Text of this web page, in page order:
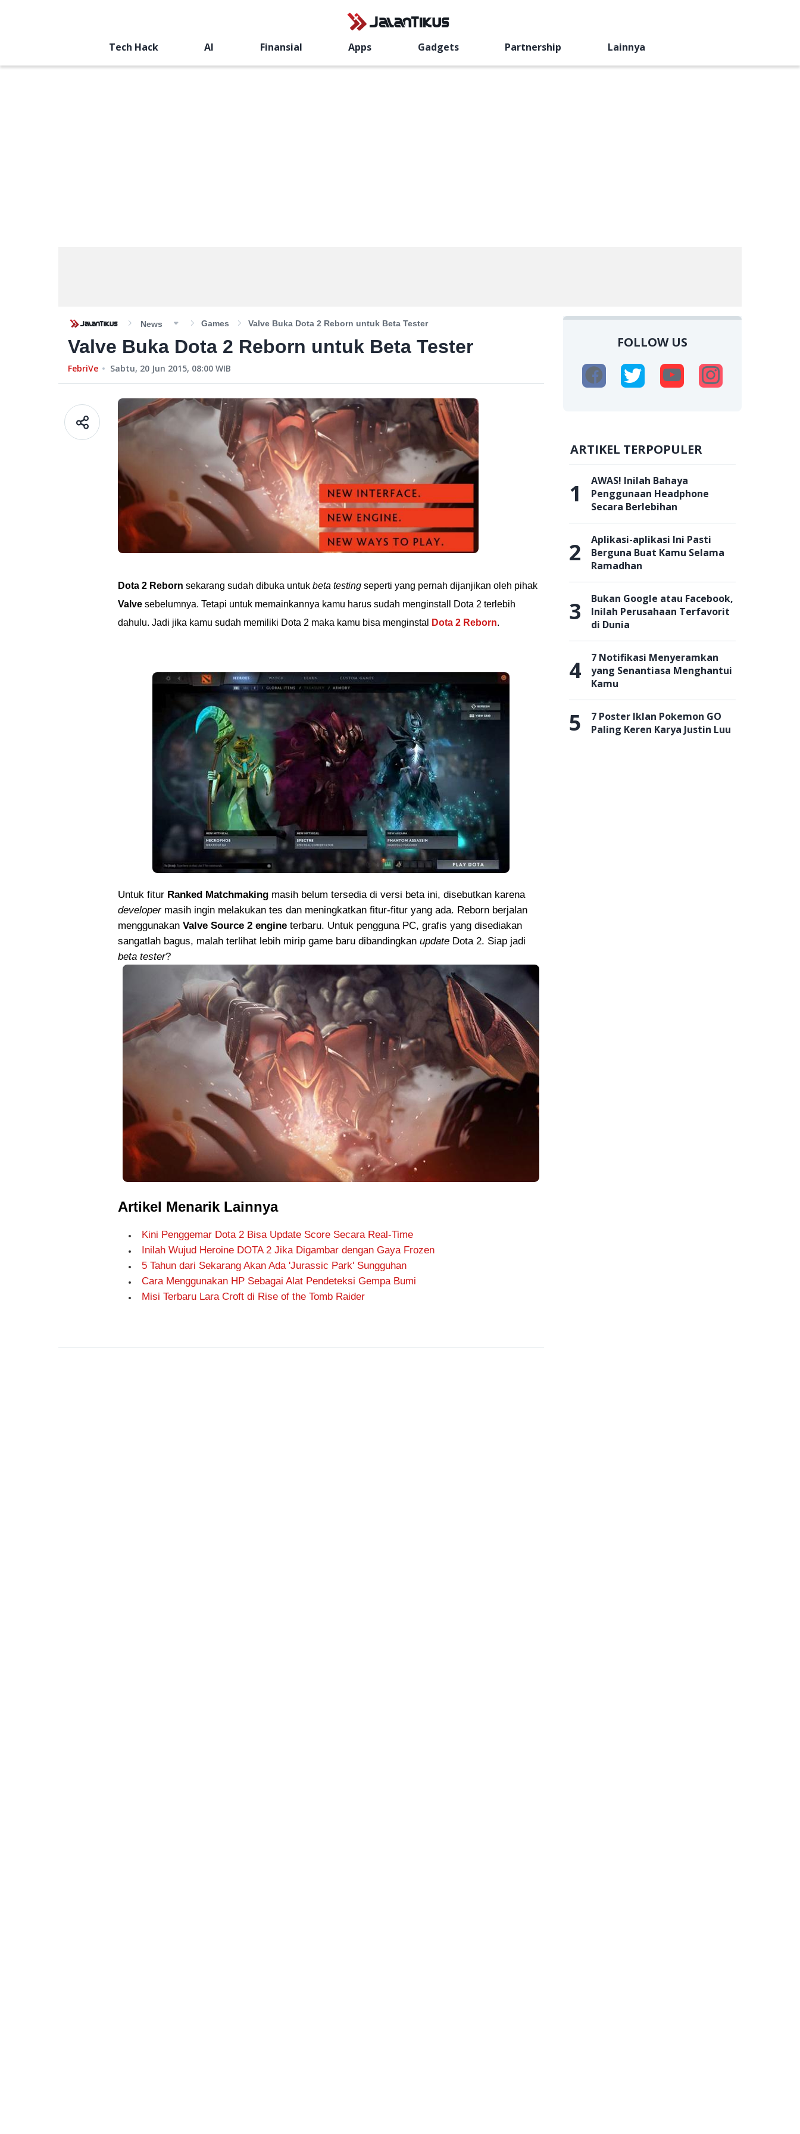
Tech Hack AI Finansial Apps Gadgets Partnership Lainnya
News Games Valve Buka Dota 2 Reborn untuk Beta Tester
Valve Buka Dota 2 Reborn untuk Beta Tester
FebriVe Sabtu, 20 Jun 2015, 08:00 WIB
Dota 2 Reborn sekarang sudah dibuka untuk beta testing seperti yang pernah dijanjikan oleh pihak
Valve sebelumnya. Tetapi untuk memainkannya kamu harus sudah menginstall Dota 2 terlebih
dahulu. Jadi jika kamu sudah memiliki Dota 2 maka kamu bisa menginstal
Dota 2 Reborn.
Untuk fitur Ranked Matchmaking masih belum tersedia di versi beta ini, disebutkan karena
developermasih ingin melakukan tes dan meningkatkan fitur-fitur yang ada. Reborn berjalan
menggunakan Valve Source 2 engine terbaru. Untuk pengguna PC, grafis yang disediakan
sangatlah bagus, malah terlihat lebih mirip game baru dibandingkan update Dota 2. Siap jadi
beta tester?
Artikel Menarik Lainnya
Kini Penggemar Dota 2 Bisa Update Score Secara Real-Time
Inilah Wujud Heroine DOTA 2 Jika Digambar dengan Gaya Frozen
5 Tahun dari Sekarang Akan Ada 'Jurassic Park' Sungguhan
Cara Menggunakan HP Sebagai Alat Pendeteksi Gempa Bumi
Misi Terbaru Lara Croft di Rise of the Tomb Raider
FOLLOW US
ARTIKEL TERPOPULER
1
AWAS! Inilah Bahaya
Penggunaan Headphone
Secara Berlebihan
2
Aplikasi-aplikasi Ini Pasti
Berguna Buat Kamu Selama
Ramadhan
3
Bukan Google atau Facebook,
Inilah Perusahaan Terfavorit
di Dunia
4
7 Notifikasi Menyeramkan
yang Senantiasa Menghantui
Kamu
5
7 Poster Iklan Pokemon GO
Paling Keren Karya Justin Luu